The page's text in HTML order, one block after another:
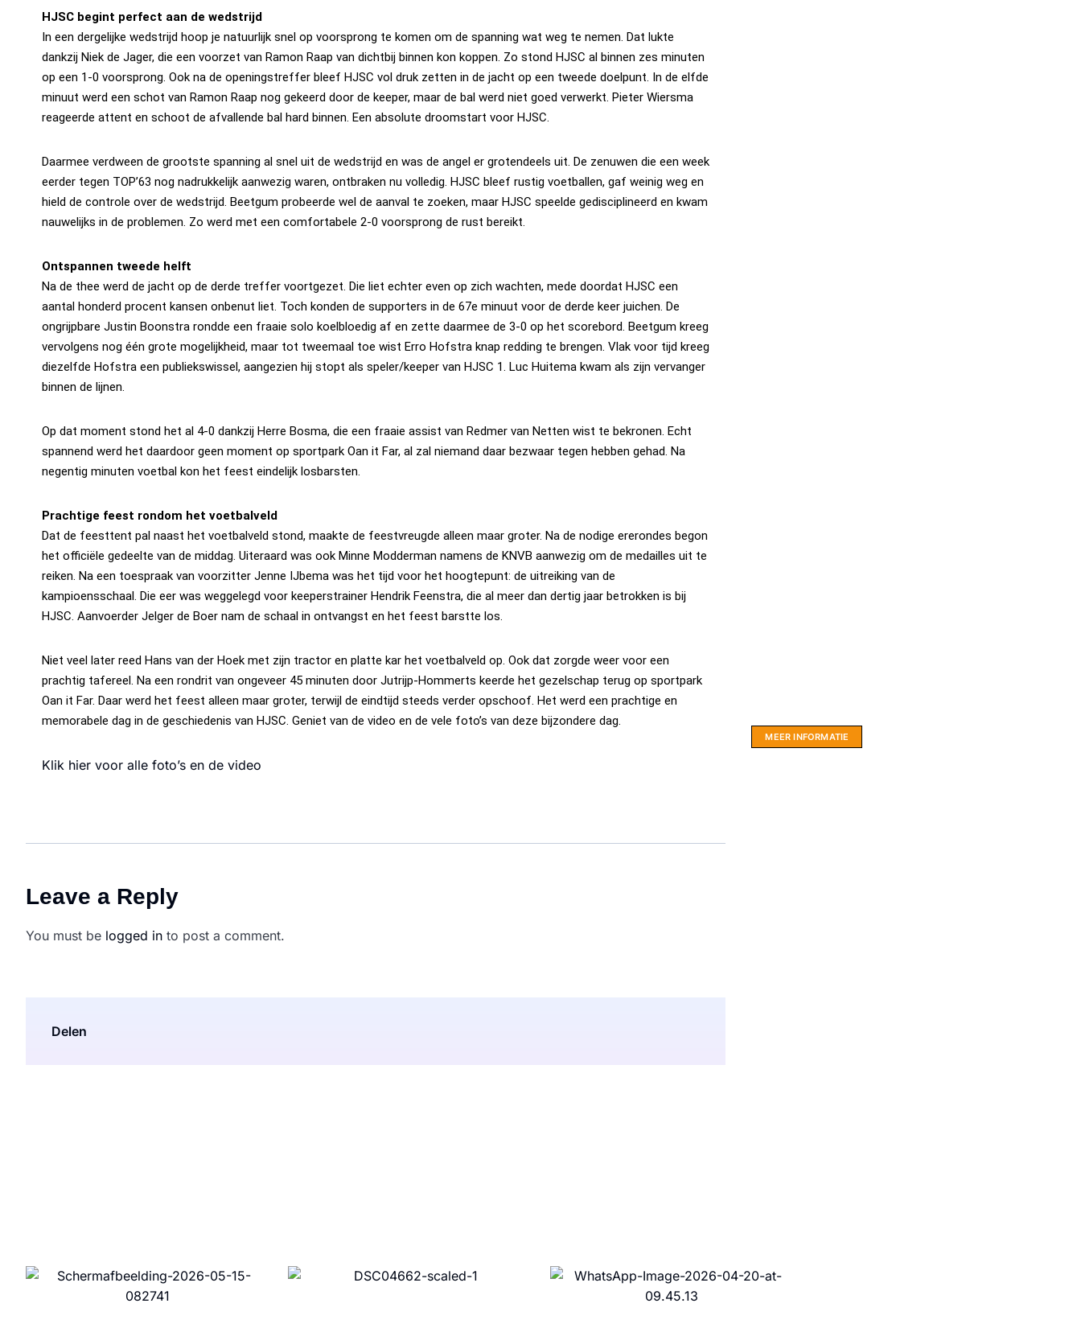
HJSC begint perfect aan de wedstrijd
In een dergelijke wedstrijd hoop je natuurlijk snel op voorsprong te komen om de spanning wat weg te nemen. Dat lukte
dankzij Niek de Jager, die een voorzet van Ramon Raap van dichtbij binnen kon koppen. Zo stond HJSC al binnen zes minuten
op een 1-0 voorsprong. Ook na de openingstreffer bleef HJSC vol druk zetten in de jacht op een tweede doelpunt. In de elfde
minuut werd een schot van Ramon Raap nog gekeerd door de keeper, maar de bal werd niet goed verwerkt. Pieter Wiersma
reageerde attent en schoot de afvallende bal hard binnen. Een absolute droomstart voor HJSC.
Daarmee verdween de grootste spanning al snel uit de wedstrijd en was de angel er grotendeels uit. De zenuwen die een week
eerder tegen TOP’63 nog nadrukkelijk aanwezig waren, ontbraken nu volledig. HJSC bleef rustig voetballen, gaf weinig weg en
hield de controle over de wedstrijd. Beetgum probeerde wel de aanval te zoeken, maar HJSC speelde gedisciplineerd en kwam
nauwelijks in de problemen. Zo werd met een comfortabele 2-0 voorsprong de rust bereikt.
Ontspannen tweede helft
Na de thee werd de jacht op de derde treffer voortgezet. Die liet echter even op zich wachten, mede doordat HJSC een
aantal honderd procent kansen onbenut liet. Toch konden de supporters in de 67e minuut voor de derde keer juichen. De
ongrijpbare Justin Boonstra rondde een fraaie solo koelbloedig af en zette daarmee de 3-0 op het scorebord. Beetgum kreeg
vervolgens nog één grote mogelijkheid, maar tot tweemaal toe wist Erro Hofstra knap redding te brengen. Vlak voor tijd kreeg
diezelfde Hofstra een publiekswissel, aangezien hij stopt als speler/keeper van HJSC 1. Luc Huitema kwam als zijn vervanger
binnen de lijnen.
Op dat moment stond het al 4-0 dankzij Herre Bosma, die een fraaie assist van Redmer van Netten wist te bekronen. Echt
spannend werd het daardoor geen moment op sportpark Oan it Far, al zal niemand daar bezwaar tegen hebben gehad. Na
negentig minuten voetbal kon het feest eindelijk losbarsten.
Prachtige feest rondom het voetbalveld
Dat de feesttent pal naast het voetbalveld stond, maakte de feestvreugde alleen maar groter. Na de nodige ererondes begon
het officiële gedeelte van de middag. Uiteraard was ook Minne Modderman namens de KNVB aanwezig om de medailles uit te
reiken. Na een toespraak van voorzitter Jenne IJbema was het tijd voor het hoogtepunt: de uitreiking van de
kampioensschaal. Die eer was weggelegd voor keeperstrainer Hendrik Feenstra, die al meer dan dertig jaar betrokken is bij
HJSC. Aanvoerder Jelger de Boer nam de schaal in ontvangst en het feest barstte los.
Niet veel later reed Hans van der Hoek met zijn tractor en platte kar het voetbalveld op. Ook dat zorgde weer voor een
prachtig tafereel. Na een rondrit van ongeveer 45 minuten door Jutrijp-Hommerts keerde het gezelschap terug op sportpark
Oan it Far. Daar werd het feest alleen maar groter, terwijl de eindtijd steeds verder opschoof. Het werd een prachtige en
memorabele dag in de geschiedenis van HJSC. Geniet van de video en de vele foto’s van deze bijzondere dag.
Klik hier voor alle foto’s en de video
Leave a Reply
You must be logged in to post a comment.
Delen
MEER INFORMATIE